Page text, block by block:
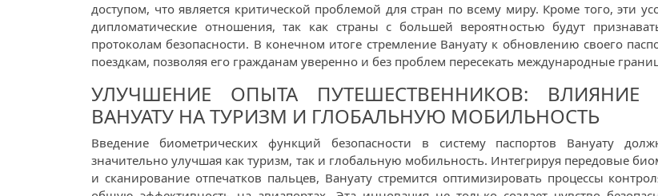
доступом, что является критической проблемой для стран по всему миру. Кроме того, эти
дипломатические отношения, так как страны с большей вероятностью будут
протоколам безопасности. В конечном итоге стремление Вануату к обновлению своего
поездкам, позволяя его гражданам уверенно и без проблем пересекать международные
УЛУЧШЕНИЕ ОПЫТА ПУТЕШЕСТВЕННИКОВ: ВЛИЯНИЕ
ВАНУАТУ НА ТУРИЗМ И ГЛОБАЛЬНУЮ МОБИЛЬНОСТЬ
Введение биометрических функций безопасности в систему паспортов Вануату
значительно улучшая как туризм, так и глобальную мобильность. Интегрируя передовые
и сканирование отпечатков пальцев, Вануату стремится оптимизировать процессы